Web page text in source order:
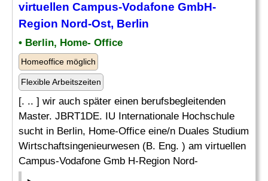
virtuellen Campus-Vodafone GmbH-
Region Nord-Ost, Berlin
• Berlin, Home- Office
Homeoffice möglich
Flexible Arbeitszeiten
[. .. ] wir auch später einen berufsbegleitenden
Master. JBRT1DE. IU Internationale Hochschule
sucht in Berlin, Home-Office eine/n Duales Studium
Wirtschaftsingenieurwesen (B. Eng. ) am virtuellen
Campus-Vodafone Gmb H-Region Nord-